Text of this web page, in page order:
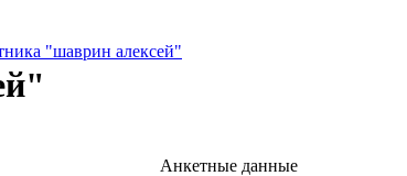
"шаврин алексей"
Анкетные данные